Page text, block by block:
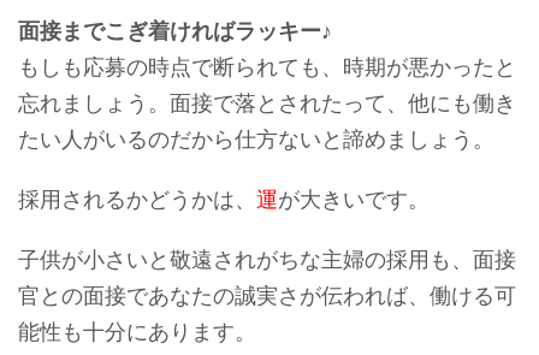
面接までこぎ着ければラッキー♪
もしも応募の時点で断られても、時期が悪かったと
忘れましょう。面接で落とされたって、他にも働き
たい人がいるのだから仕方ないと諦めましょう。
採用されるかどうかは、 運が大きいです。
子供が小さいと敬遠されがちな主婦の採用も、面接
官との面接であなたの誠実さが伝われば、働ける可
能性も十分にあります。